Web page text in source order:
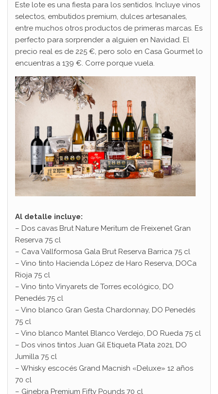
Este lote es una fiesta para los sentidos. Incluye vinos
selectos, embutidos premium, dulces artesanales,
entre muchos otros productos de primeras marcas. Es
perfecto para sorprender a alguien en Navidad. El
precio real es de 225 €, pero solo en Casa Gourmet lo
encuentras a 139 €. Corre porque vuela.
Al detalle incluye:
– Dos cavas Brut Nature Meritum de Freixenet Gran
Reserva 75 cl
– Cava Vallformosa Gala Brut Reserva Barrica 75 cl
– Vino tinto Hacienda López de Haro Reserva, DOCa
Rioja 75 cl
– Vino tinto Vinyarets de Torres ecológico, DO
Penedés 75 cl
– Vino blanco Gran Gesta Chardonnay, DO Penedés
75 cl
– Vino blanco Mantel Blanco Verdejo, DO Rueda 75 cl
– Dos vinos tintos Juan Gil Etiqueta Plata 2021, DO
Jumilla 75 cl
– Whisky escocés Grand Macnish «Deluxe» 12 años
70 cl
– Ginebra Premium Fifty Pounds 70 cl